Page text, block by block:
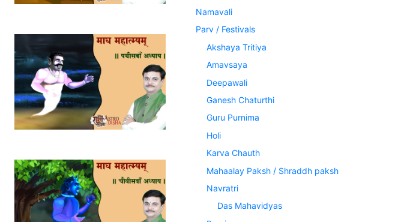
Namavali
Parv / Festivals
Akshaya Tritiya
Amavsaya
Deepawali
Ganesh Chaturthi
Guru Purnima
Holi
Karva Chauth
Mahaalay Paksh / Shraddh paksh
Navratri
Das Mahavidyas